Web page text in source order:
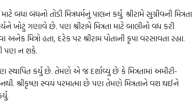
બધાં બંધનો તોડી મિત્રધર્મનું પાલન કર્યું. શ્રીરામે સુગ્રીવની મિત્રતા
ખોટું ગણાવે છે. પણ શ્રીરામે મિત્રતા માટે બાલીનો વધ કરી
મિત્રો હતા, દરેક પર શ્રીરામ પોતાની કૃપા વરસાવતા રહ્યા.
પણ ન શકે.
સ્થાપિત કર્યું છે. તેમણે એ જ દર્શાવ્યું છે કે મિત્રતામાં અમીરી-
શ્રીકૃષ્ણ સ્વયં પરમાત્મા છે પણ તેમણે મિત્રતાને વશ થઈને